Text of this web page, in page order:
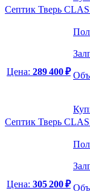
Септик Тверь
Цена: 289 400 ₽
Септик Тверь
Цена: 305 200 ₽